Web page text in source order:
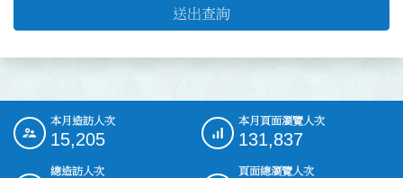
送出查詢
::: 本月造訪人次
15,205
本月頁面瀏覽人次
131,837
總造訪人次
頁面總瀏覽人次